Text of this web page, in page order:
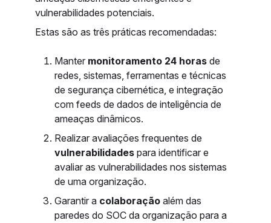
vulnerabilidades potenciais.
Estas são as três práticas recomendadas:
Manter monitoramento 24 horasde
redes, sistemas, ferramentas e técnicas
de segurança cibernética, e integração
com feeds de dados de inteligência de
ameaças dinâmicos.
Realizar avaliações frequentes de
vulnerabilidadespara identificar e
avaliar as vulnerabilidades nos sistemas
de uma organização.
Garantir a colaboraçãoalém das
paredes do SOC da organização para a